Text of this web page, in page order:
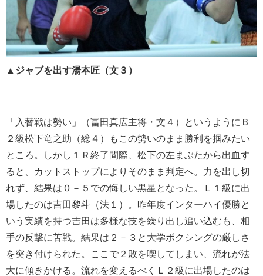
▲ ジャブを出す湯本匠（文３）
「入替戦は勢い」（冨田真広主将・文４）というようにＢ
２級松下竜之助（総４）もこの勢いのまま勝利を掴みたい
ところ。しかし１Ｒ終了間際、松下の左まぶたから出血す
ると、カットストップによりそのまま判定へ。力を出し切
れず、結果は０－５での悔しい黒星となった。Ｌ１級に出
場したのは吉田黎斗（法１）。昨年度インターハイ優勝と
いう実績を持つ吉田は多様な技を繰り出し追い込むも、相
手の反撃に苦戦。結果は２－３と大学ボクシングの厳しさ
を突き付けられた。ここで２敗を喫してしまい、流れが法
大に傾きかける。流れを変えるべくＬ２級に出場したのは